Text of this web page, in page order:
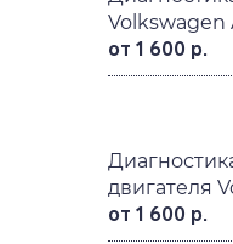
Volkswagen
от 1 600 р.
двигателя
от 1 600 р.